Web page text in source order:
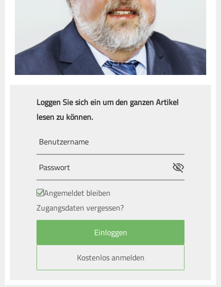
Loggen Sie sich ein um den ganzen Artikel
lesen zu können.
Angemeldet bleiben
Zugangsdaten vergessen?
Kostenlos anmelden